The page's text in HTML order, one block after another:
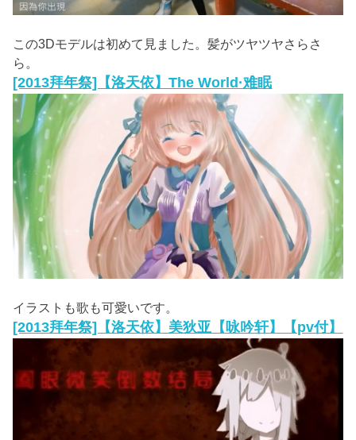
この3Dモデルは初めて見ました。髪がツヤツヤさらさ
ら。
[2013拜年祭]【洛天依】The World·难眠
イラストも歌も可愛いです。
[2013拜年祭]【洛天依】美狄亚【咏吟轩】【pv付】